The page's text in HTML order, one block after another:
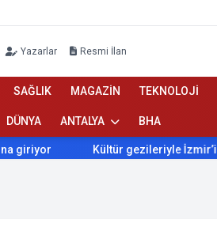
Yazarlar Resmi İlan
SAĞLIK MAGAZİN TEKNOLOJİ
DÜNYA ANTALYA BHA
Kültür gezileriyle İzmir’i keşfettiler